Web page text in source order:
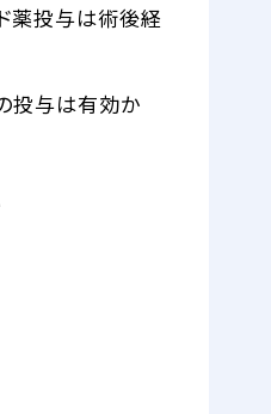
薬投与は術後経
投与は有効か